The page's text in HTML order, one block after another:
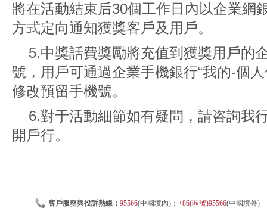
將在活動結束后30個工作日內以企業網
方式定向通知獲獎客戶及用戶。
5.中獎話費獎勵將充值到獲獎用戶的
號，用戶可通過企業手機銀行“我的-個
修改預留手機號。
6.對于活動細節如有疑問，請咨詢我
開戶行。
客戶服務與投訴熱線： 95566(中國境內)； +86(區號)95566(中國境外)